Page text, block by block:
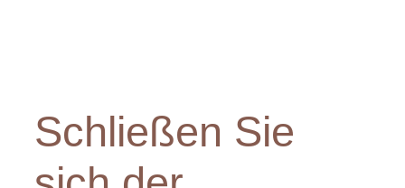
Schließen Sie